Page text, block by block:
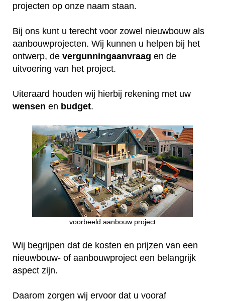
projecten op onze naam staan.
Bij ons kunt u terecht voor zowel nieuwbouw als
aanbouwprojecten. Wij kunnen u helpen bij het
ontwerp, de vergunningaanvraag en de
uitvoering van het project.
Uiteraard houden wij hierbij rekening met uw
wensen en budget.
voorbeeld aanbouw project
Wij begrijpen dat de kosten en prijzen van een
nieuwbouw- of aanbouwproject een belangrijk
aspect zijn.
Daarom zorgen wij ervoor dat u vooraf